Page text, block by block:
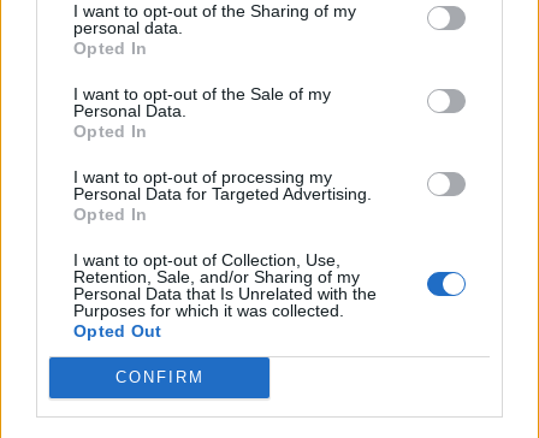
I want to opt-out of the Sharing of my
personal data.
Opted In
I want to opt-out of the Sale of my
Personal Data.
Opted In
I want to opt-out of processing my
Personal Data for Targeted Advertising.
Opted In
I want to opt-out of Collection, Use,
Retention, Sale, and/or Sharing of my
Personal Data that Is Unrelated with the
Purposes for which it was collected.
Opted Out
CONFIRM
ΡΟΗ ΕΙΔΗΣΕΩΝ
Ψαραντώνης: Ο λυράρης που
κουβαλά μέσα του την Κρήτη
7 Αυγούστου 2026 13:51
ΝΕΟΙ ΟΡΙΖΟΝΤΕΣ
Ανάσα για χιλιάδες αγρότες – Πώς τα